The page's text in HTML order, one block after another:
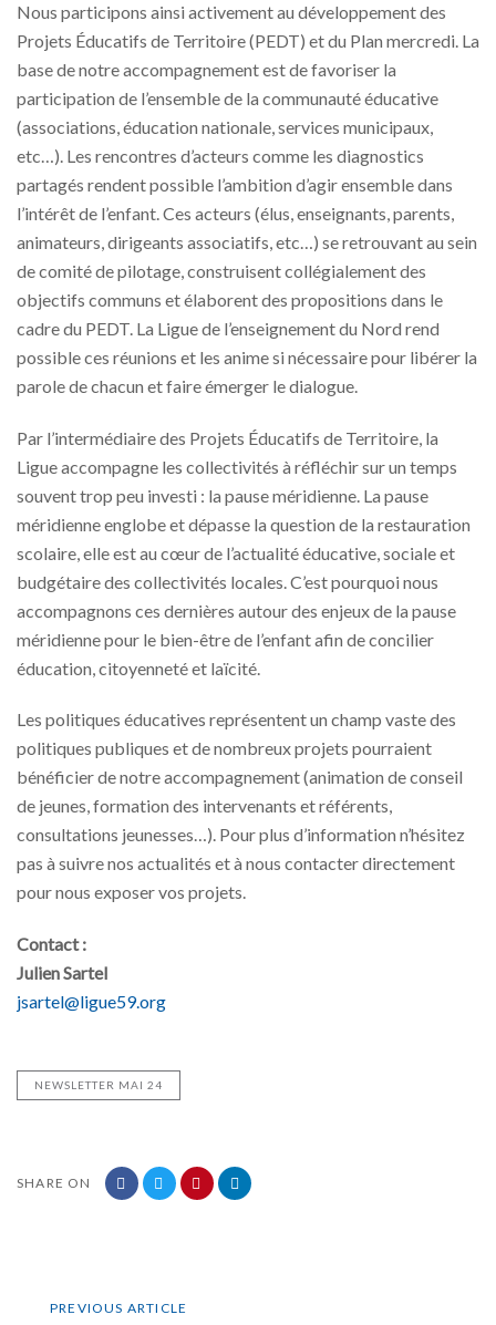
Nous participons ainsi activement au développement des
Projets Éducatifs de Territoire (PEDT) et du Plan mercredi. La
base de notre accompagnement est de favoriser la
participation de l’ensemble de la communauté éducative
(associations, éducation nationale, services municipaux,
etc…). Les rencontres d’acteurs comme les diagnostics
partagés rendent possible l’ambition d’agir ensemble dans
l’intérêt de l’enfant. Ces acteurs (élus, enseignants, parents,
animateurs, dirigeants associatifs, etc…) se retrouvant au sein
de comité de pilotage, construisent collégialement des
objectifs communs et élaborent des propositions dans le
cadre du PEDT. La Ligue de l’enseignement du Nord rend
possible ces réunions et les anime si nécessaire pour libérer la
parole de chacun et faire émerger le dialogue.
Par l’intermédiaire des Projets Éducatifs de Territoire, la
Ligue accompagne les collectivités à réfléchir sur un temps
souvent trop peu investi : la pause méridienne. La pause
méridienne englobe et dépasse la question de la restauration
scolaire, elle est au cœur de l’actualité éducative, sociale et
budgétaire des collectivités locales. C’est pourquoi nous
accompagnons ces dernières autour des enjeux de la pause
méridienne pour le bien-être de l’enfant afin de concilier
éducation, citoyenneté et laïcité.
Les politiques éducatives représentent un champ vaste des
politiques publiques et de nombreux projets pourraient
bénéficier de notre accompagnement (animation de conseil
de jeunes, formation des intervenants et référents,
consultations jeunesses…). Pour plus d’information n’hésitez
pas à suivre nos actualités et à nous contacter directement
pour nous exposer vos projets.
Contact :
Julien Sartel
jsartel@ligue59.org
NEWSLETTER MAI 24
SHARE ON
Previous
PREVIOUS ARTICLE